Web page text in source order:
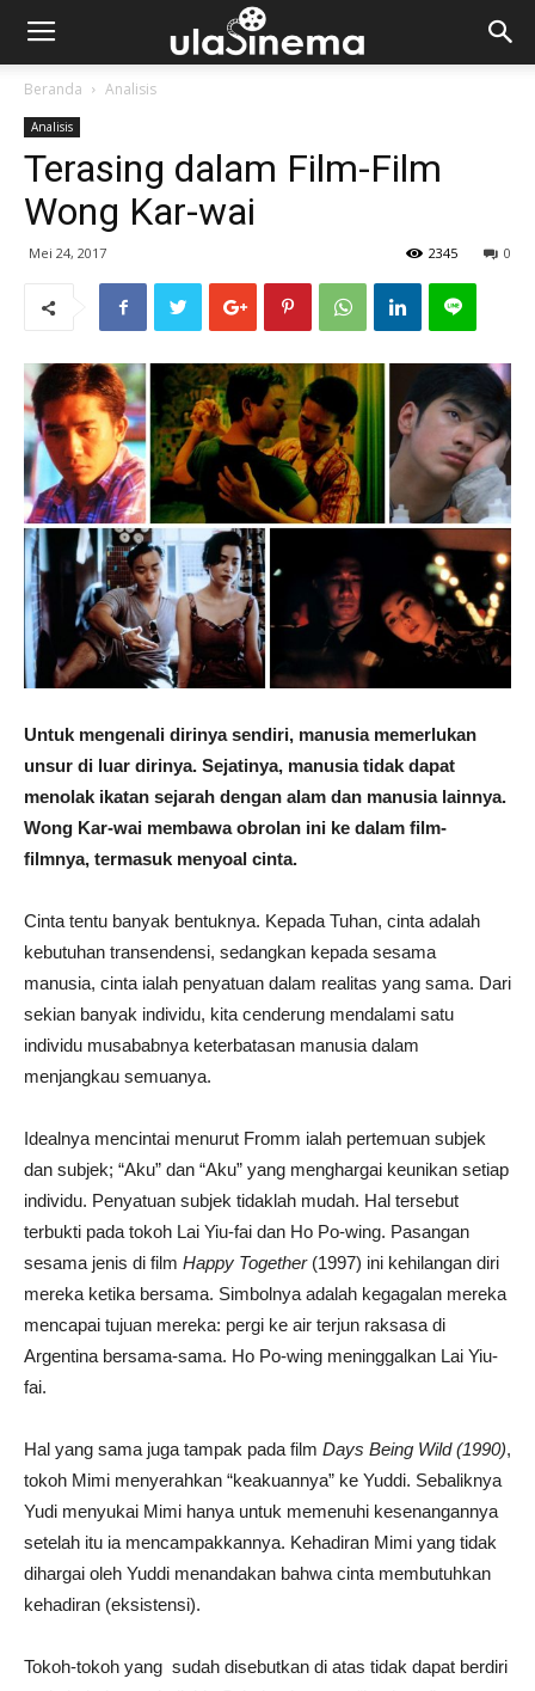
Beranda Analisis
Analisis
Terasing dalam Film-Film
Wong Kar-wai
Mei 24, 2017 0
2345
Untuk mengenali dirinya sendiri, manusia memerlukan
unsur di luar dirinya. Sejatinya, manusia tidak dapat
menolak ikatan sejarah dengan alam dan manusia lainnya.
Wong Kar-wai membawa obrolan ini ke dalam film-
filmnya, termasuk menyoal cinta.
Cinta tentu banyak bentuknya. Kepada Tuhan, cinta adalah
kebutuhan transendensi, sedangkan kepada sesama
manusia, cinta ialah penyatuan dalam realitas yang sama. Dari
sekian banyak individu, kita cenderung mendalami satu
individu musababnya keterbatasan manusia dalam
menjangkau semuanya.
Idealnya mencintai menurut Fromm ialah pertemuan subjek
dan subjek; “Aku” dan “Aku” yang menghargai keunikan setiap
individu. Penyatuan subjek tidaklah mudah. Hal tersebut
terbukti pada tokoh Lai Yiu-fai dan Ho Po-wing. Pasangan
sesama jenis di film Happy Together(1997) ini kehilangan diri
mereka ketika bersama. Simbolnya adalah kegagalan mereka
mencapai tujuan mereka: pergi ke air terjun raksasa di
Argentina bersama-sama. Ho Po-wing meninggalkan Lai Yiu-
fai.
Hal yang sama juga tampak pada film Days Being Wild (1990),
tokoh Mimi menyerahkan “keakuannya” ke Yuddi. Sebaliknya
Yudi menyukai Mimi hanya untuk memenuhi kesenangannya
setelah itu ia mencampakkannya. Kehadiran Mimi yang tidak
dihargai oleh Yuddi menandakan bahwa cinta membutuhkan
kehadiran (eksistensi).
Tokoh-tokoh yang sudah disebutkan di atas tidak dapat berdiri